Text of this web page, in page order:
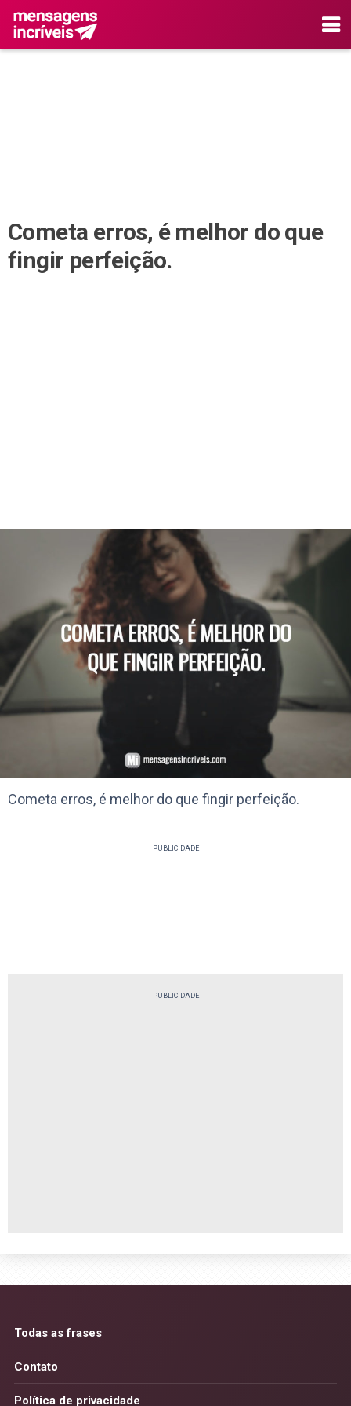
Cometa erros, é melhor do que
fingir perfeição.
Cometa erros, é melhor do que fingir perfeição.
PUBLICIDADE
PUBLICIDADE
Todas as frases
Contato
Política de privacidade